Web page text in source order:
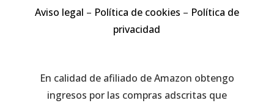
Aviso legal – Política de cookies – Política de
privacidad
En calidad de afiliado de Amazon obtengo
ingresos por las compras adscritas que